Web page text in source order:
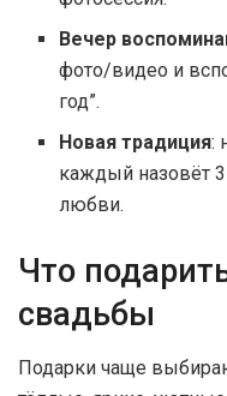
Вечер
фото/видео и
год”.
Новая традиция:
каждый назовёт
любви.
Что
свадьбы
Подарки чаще